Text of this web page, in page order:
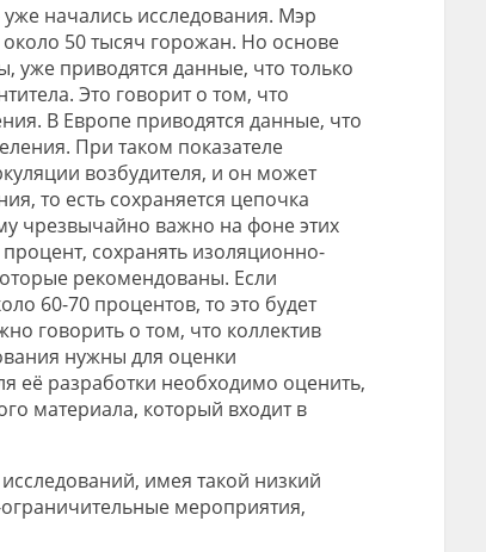
начались исследования. Мэр
50 тысяч горожан. Но основе
уже приводятся данные, что только
Это говорит о том, что
В Европе приводятся данные, что
При таком показателе
возбудителя, и он может
то есть сохраняется цепочка
чрезвычайно важно на фоне этих
сохранять изоляционно-
рекомендованы. Если
60-70 процентов, то это будет
говорить о том, что коллектив
нужны для оценки
её разработки необходимо оценить,
материала, который входит в
имея такой низкий
мероприятия,